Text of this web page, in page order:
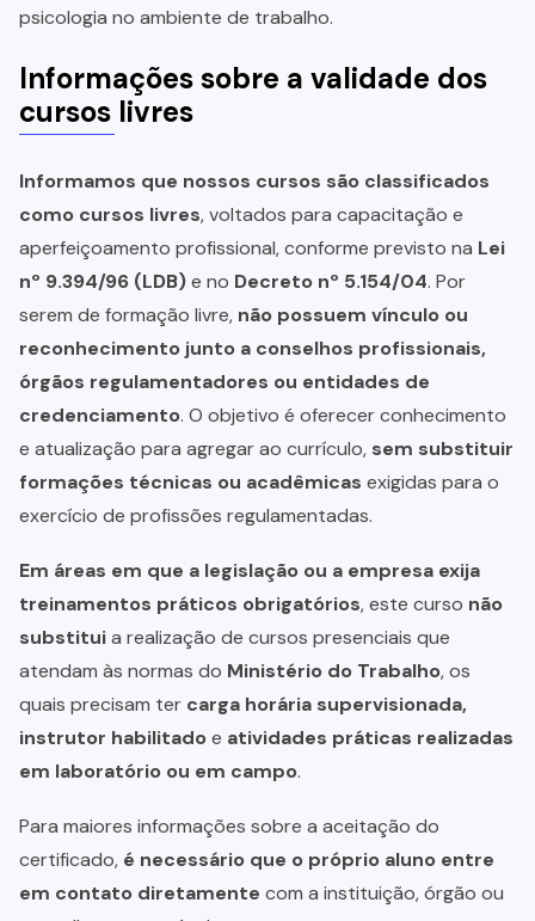
psicologia no ambiente de trabalho.
Informações sobre a validade dos
cursos livres
Informamos que nossos cursos são classificados
como cursos livres, voltados para capacitação e
aperfeiçoamento profissional, conforme previsto na Lei
nº 9.394/96 (LDB)e no Decreto nº 5.154/04. Por
serem de formação livre, não possuem vínculo ou
reconhecimento junto a conselhos profissionais,
órgãos regulamentadores ou entidades de
credenciamento. O objetivo é oferecer conhecimento
e atualização para agregar ao currículo, sem substituir
formações técnicas ou acadêmicas exigidas para o
exercício de profissões regulamentadas.
Em áreas em que a legislação ou a empresa exija
treinamentos práticos obrigatórios, este curso não
substituia realização de cursos presenciais que
atendam às normas do Ministério do Trabalho, os
quais precisam ter carga horária supervisionada,
instrutor habilitadoe atividades práticas realizadas
em laboratório ou em campo.
Para maiores informações sobre a aceitação do
certificado, é necessário que o próprio aluno entre
em contato diretamente com a instituição, órgão ou